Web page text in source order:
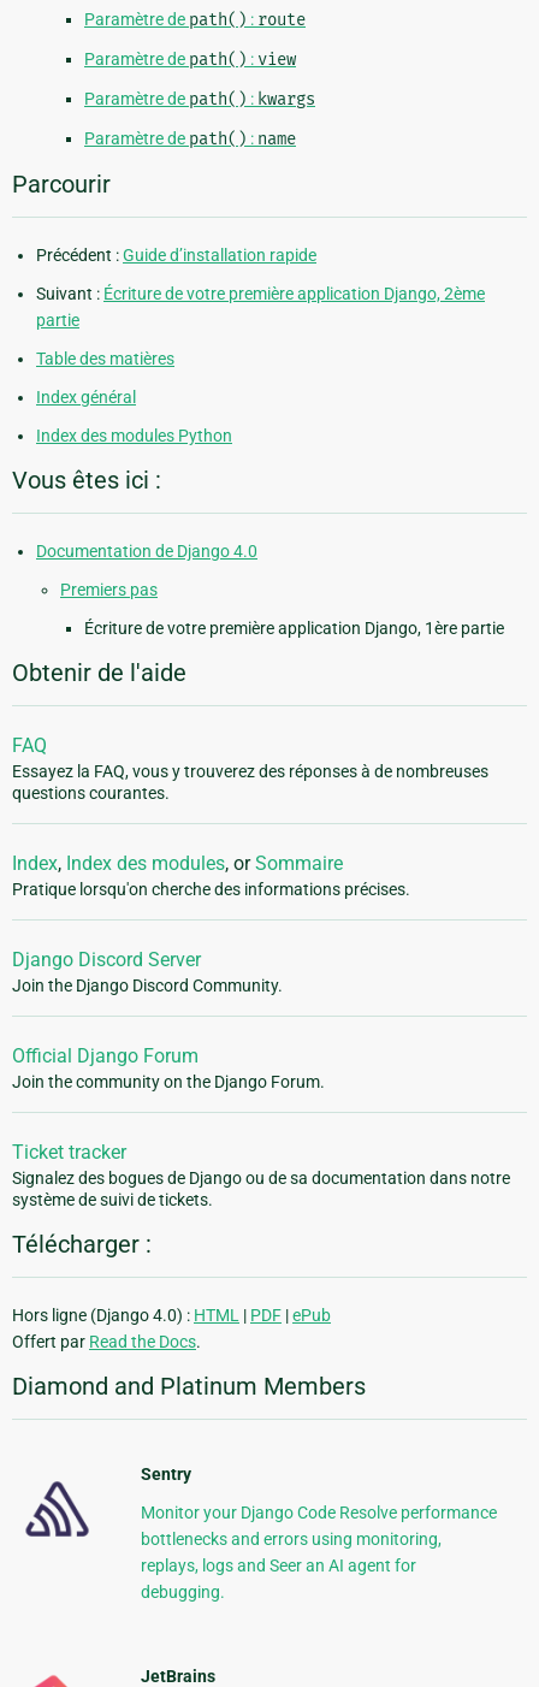
Paramètre de path() : route
Paramètre de path() : view
Paramètre de path() : kwargs
Paramètre de path() : name
Parcourir
Précédent :Guide d’installation rapide
Suivant : Écriture de votre première application Django, 2ème
partie
Table des matières
Index général
Index des modules Python
Vous êtes ici :
Documentation de Django 4.0
Premiers pas
Écriture de votre première application Django, 1ère partie
Obtenir de l'aide
FAQ
Essayez la FAQ, vous y trouverez des réponses à de nombreuses
questions courantes.
Index, Index des modules, orSommaire
Pratique lorsqu'on cherche des informations précises.
Django Discord Server
Join the Django Discord Community.
Official Django Forum
Join the community on the Django Forum.
Ticket tracker
Signalez des bogues de Django ou de sa documentation dans notre
système de suivi de tickets.
Télécharger :
Hors ligne (Django 4.0) : HTML | PDF |ePub
Offert par Read the Docs.
Diamond and Platinum Members
Sentry
Monitor your Django Code Resolve performance
bottlenecks and errors using monitoring,
replays, logs and Seer an AI agent for
debugging.
JetBrains